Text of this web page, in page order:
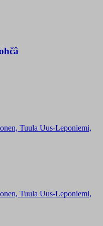
Tuula Uus-Leponiemi,
Tuula Uus-Leponiemi,